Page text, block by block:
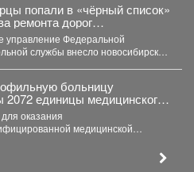
попали в «чёрный список»
ремонта дорог
управление Федеральной
службы внесло новосибирскую
больницу
2072 единицы медицинского
на общую сумму 490,6
оказания
медицинской